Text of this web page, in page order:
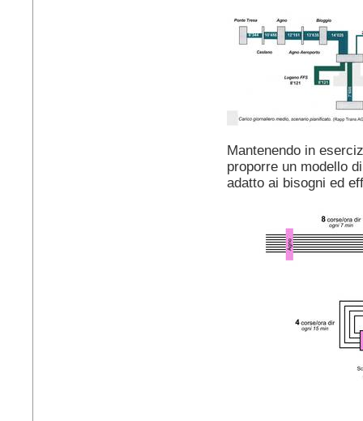
Mantenendo in
proporre un modello
adatto ai bisogni ed